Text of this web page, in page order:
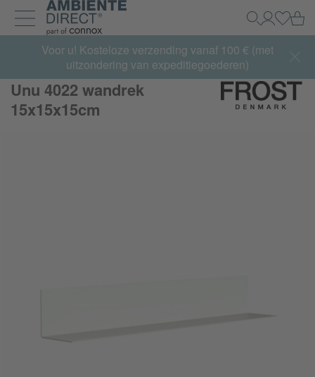
Home
Navigatie uit- en inklappen
Zoeken
Mijn
Summer Sale:met tot 65% korting >> nu bestellen
Voor u! Kosteloze verzending vanaf 100 € (met
uitzondering van expeditiegoederen)
Unu 4022 wandrek
15x15x15cm